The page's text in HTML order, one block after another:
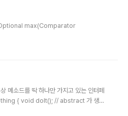
Optional max(Comparator
메소드를 딱 하나만 가지고 있는 인터페
{ void doIt(); // abstract 가 생략